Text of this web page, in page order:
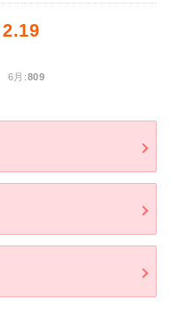
2.19
月:809